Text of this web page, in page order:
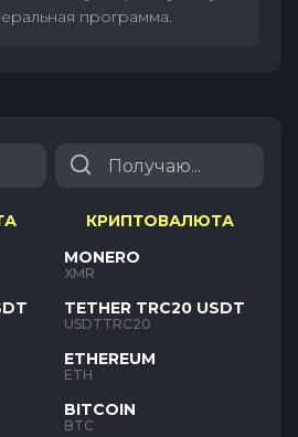
программа.
КРИПТОВАЛЮТА
MONERO
XMR
TETHER TRC20 USDT
USDTTRC20
ETHEREUM
ETH
BITCOIN
BTC